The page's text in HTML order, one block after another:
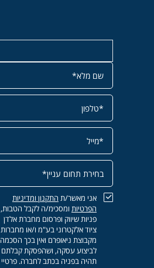
אני מאשר/ת התקנון ומדיניות
הפרטיות ומסכימ/ה לקבל הטבות,
פניות שיווק ופרסום מחברת אלדן
ציוד אלקטרוני בע"מ ו/או מחברות
מקבוצת ניאופרם ואין בכך הסכמה
לביצוע עסקה, ושהפסקת קבלתם
תהיה בפניה בכתב לחברה. פרטיי